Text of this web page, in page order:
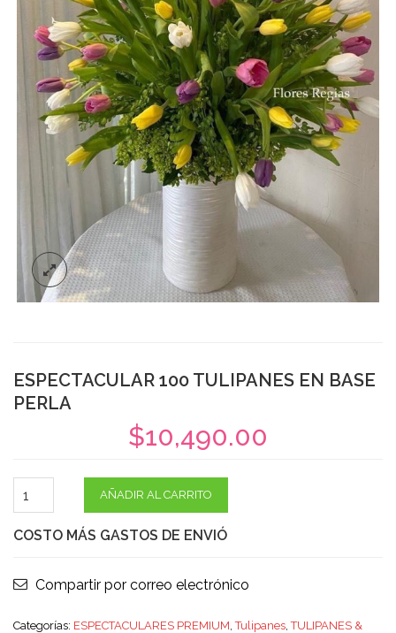
ESPECTACULAR 100 TULIPANES EN BASE
PERLA
$10,490.00
AÑADIR AL CARRITO
COSTO MÁS GASTOS DE ENVIÓ
Compartir por correo electrónico
Categorías: ESPECTACULARES PREMIUM,Tulipanes,TULIPANES &